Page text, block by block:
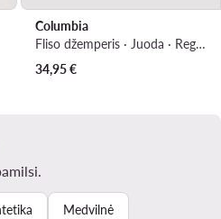
Columbia
Fliso džemperis · Juoda · Regular Fit
34,95€
Medvilnė